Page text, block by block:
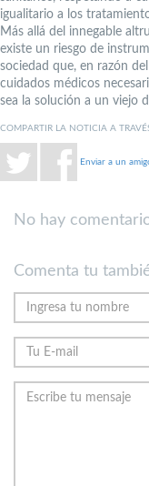
igualitario a los
Más allá del innegable
existe un riesgo de
sociedad que, en razón
cuidados médicos
sea la solución a un viejo
COMPARTIR LA NOTICIA A
Enviar a un
No hay
Comenta tu